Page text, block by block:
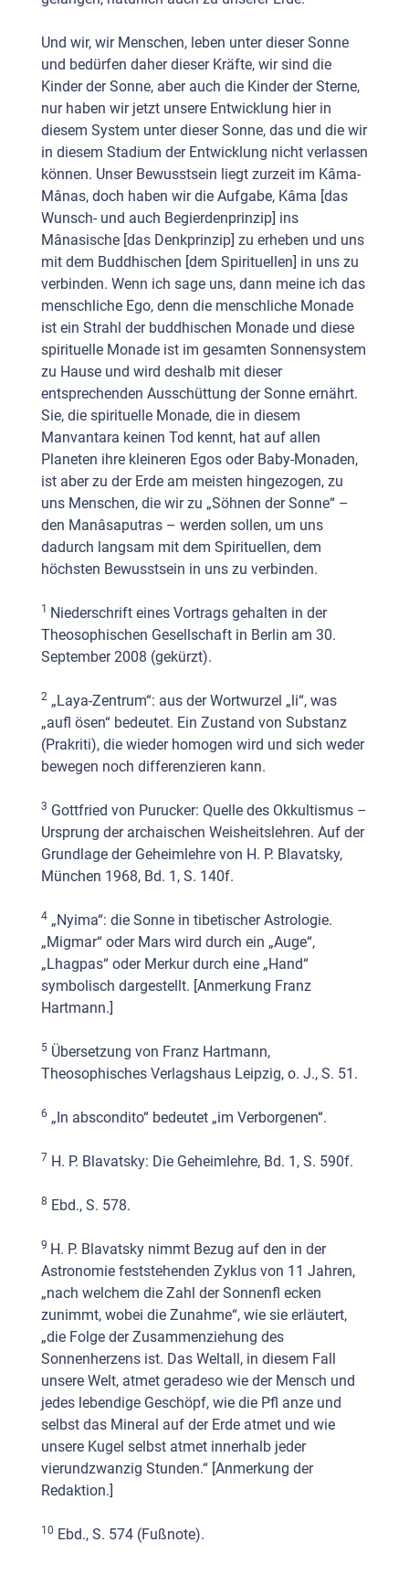
Und wir, wir Menschen, leben unter dieser Sonne
und bedürfen daher dieser Kräfte, wir sind die
Kinder der Sonne, aber auch die Kinder der Sterne,
nur haben wir jetzt unsere Entwicklung hier in
diesem System unter dieser Sonne, das und die wir
in diesem Stadium der Entwicklung nicht verlassen
können. Unser Bewusstsein liegt zurzeit im Kâma-
Mânas, doch haben wir die Aufgabe, Kâma [das
Wunsch- und auch Begierdenprinzip] ins
Mânasische [das Denkprinzip] zu erheben und uns
mit dem Buddhischen [dem Spirituellen] in uns zu
verbinden. Wenn ich sage uns, dann meine ich das
menschliche Ego, denn die menschliche Monade
ist ein Strahl der buddhischen Monade und diese
spirituelle Monade ist im gesamten Sonnensystem
zu Hause und wird deshalb mit dieser
entsprechenden Ausschüttung der Sonne ernährt.
Sie, die spirituelle Monade, die in diesem
Manvantara keinen Tod kennt, hat auf allen
Planeten ihre kleineren Egos oder Baby-Monaden,
ist aber zu der Erde am meisten hingezogen, zu
uns Menschen, die wir zu „Söhnen der Sonne“ –
den Manâsaputras – werden sollen, um uns
dadurch langsam mit dem Spirituellen, dem
höchsten Bewusstsein in uns zu verbinden.
1 Niederschrift eines Vortrags gehalten in der
Theosophischen Gesellschaft in Berlin am 30.
September 2008 (gekürzt).
2„Laya-Zentrum“: aus der Wortwurzel „li“, was
„aufl ösen“ bedeutet. Ein Zustand von Substanz
(Prakriti), die wieder homogen wird und sich weder
bewegen noch differenzieren kann.
3 Gottfried von Purucker: Quelle des Okkultismus –
Ursprung der archaischen Weisheitslehren. Auf der
Grundlage der Geheimlehre von H. P. Blavatsky,
München 1968, Bd. 1, S. 140f.
4„Nyima“: die Sonne in tibetischer Astrologie.
„Migmar“ oder Mars wird durch ein „Auge“,
„Lhagpas“ oder Merkur durch eine „Hand“
symbolisch dargestellt. [Anmerkung Franz
Hartmann.]
5Übersetzung von Franz Hartmann,
Theosophisches Verlagshaus Leipzig, o. J., S. 51.
6 „In abscondito“ bedeutet „im Verborgenen“.
7 H. P. Blavatsky: Die Geheimlehre, Bd. 1, S. 590f.
8 Ebd., S. 578.
9 H. P. Blavatsky nimmt Bezug auf den in der
Astronomie feststehenden Zyklus von 11 Jahren,
„nach welchem die Zahl der Sonnenfl ecken
zunimmt, wobei die Zunahme“, wie sie erläutert,
„die Folge der Zusammenziehung des
Sonnenherzens ist. Das Weltall, in diesem Fall
unsere Welt, atmet geradeso wie der Mensch und
jedes lebendige Geschöpf, wie die Pfl anze und
selbst das Mineral auf der Erde atmet und wie
unsere Kugel selbst atmet innerhalb jeder
vierundzwanzig Stunden.“ [Anmerkung der
Redaktion.]
10 Ebd., S. 574 (Fußnote).